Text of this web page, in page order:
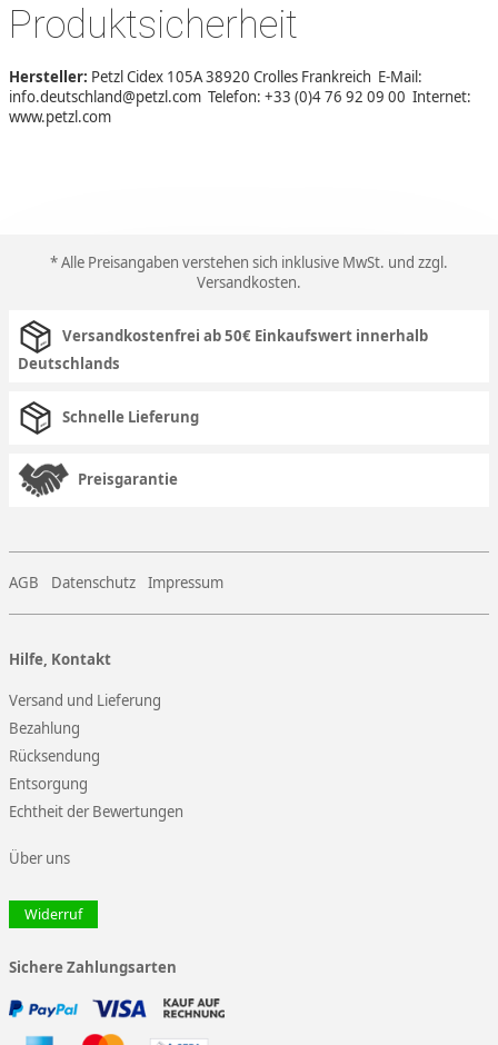
Produktsicherheit
Hersteller: Petzl Cidex 105A 38920 Crolles Frankreich E-Mail:
info.deutschland@petzl.com Telefon: +33 (0)4 76 92 09 00 Internet:
www.petzl.com
* Alle Preisangaben verstehen sich inklusive MwSt. und zzgl.
Versandkosten.
Versandkostenfrei ab 50€ Einkaufswert innerhalb
Deutschlands
Schnelle Lieferung
Preisgarantie
AGB Datenschutz Impressum
Hilfe, Kontakt
Versand und Lieferung
Bezahlung
Rücksendung
Entsorgung
Echtheit der Bewertungen
Über uns
Widerruf
Sichere Zahlungsarten